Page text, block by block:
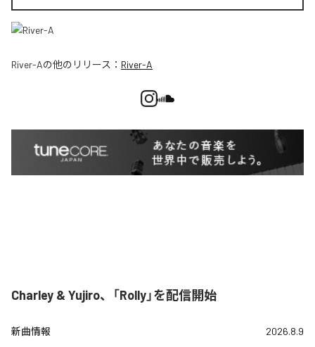
River-Aの他のリリース： River-A
Charley & Yujiro、「Rolly」を配信開始
新曲情報 2026.8.9